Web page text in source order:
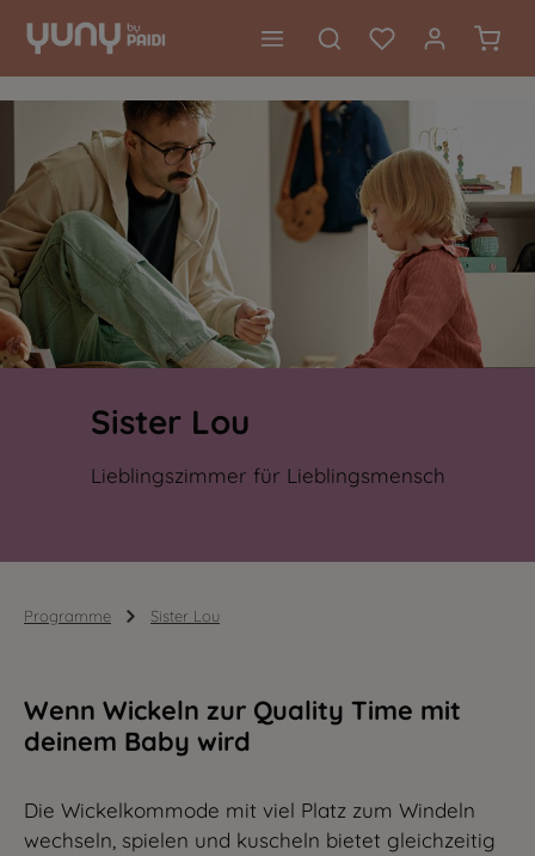
springen
Sister Lou
Lieblingszimmer für Lieblingsmensch
Programme Sister Lou
Wenn Wickeln zur Quality Time mit
deinem Baby wird
Die Wickelkommode mit viel Platz zum Windeln
wechseln, spielen und kuscheln bietet gleichzeitig